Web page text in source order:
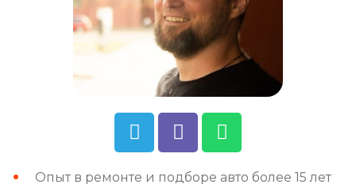
Опыт в ремонте и подборе авто более 15 лет